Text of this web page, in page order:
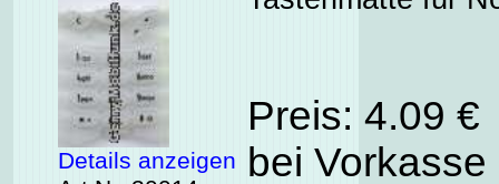
Details anzeigen
Preis: 4.09
bei